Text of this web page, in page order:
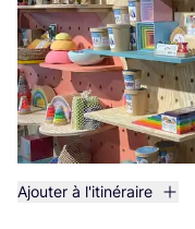
Ajouter à l'itinéraire